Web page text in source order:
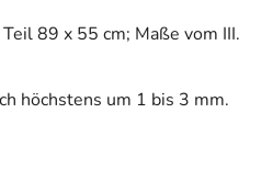
89 x 55 cm; Maße vom III.
höchstens um 1 bis 3 mm.